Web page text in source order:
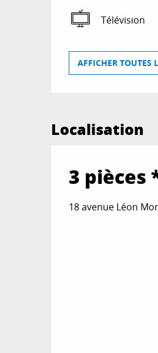
Télévision
AFFICHER TOUTES
Localisation
3 pièces
18 avenue Léon